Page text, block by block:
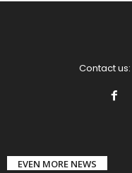
Contact us:
EVEN MORE NEWS